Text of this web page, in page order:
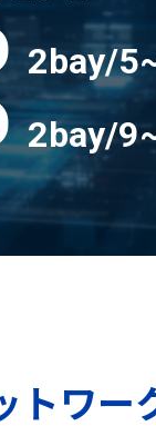
2bay/
2bay/
トワー